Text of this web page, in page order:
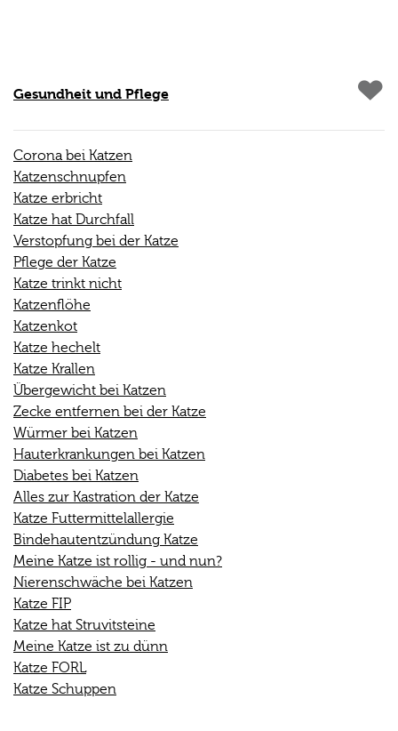
Gesundheit und Pflege
Corona bei Katzen
Katzenschnupfen
Katze erbricht
Katze hat Durchfall
Verstopfung bei der Katze
Pflege der Katze
Katze trinkt nicht
Katzenflöhe
Katzenkot
Katze hechelt
Katze Krallen
Übergewicht bei Katzen
Zecke entfernen bei der Katze
Würmer bei Katzen
Hauterkrankungen bei Katzen
Diabetes bei Katzen
Alles zur Kastration der Katze
Katze Futtermittelallergie
Bindehautentzündung Katze
Meine Katze ist rollig - und nun?
Nierenschwäche bei Katzen
Katze FIP
Katze hat Struvitsteine
Meine Katze ist zu dünn
Katze FORL
Katze Schuppen